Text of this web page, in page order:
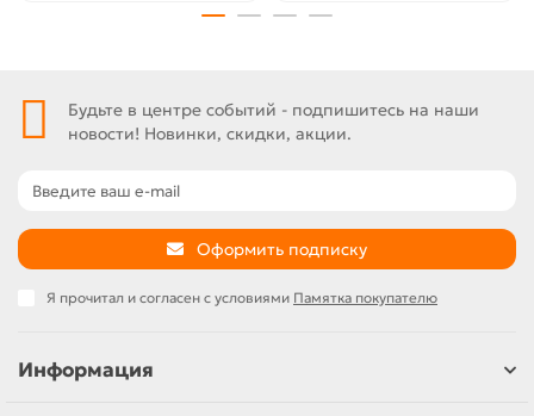
Будьте в центре событий - подпишитесь на наши
новости! Новинки, скидки, акции.
Оформить подписку
Я прочитал и согласен с условиями Памятка покупателю
Информация